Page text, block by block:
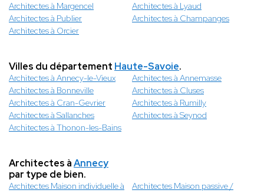
Architectes à Margencel
Architectes à Lyaud
Architectes à Publier
Architectes à Champanges
Architectes à Orcier
Villes du département Haute-Savoie.
Architectes à Annecy-le-Vieux
Architectes à Annemasse
Architectes à Bonneville
Architectes à Cluses
Architectes à Cran-Gevrier
Architectes à Rumilly
Architectes à Sallanches
Architectes à Seynod
Architectes à Thonon-les-Bains
Architectes àAnnecy
par type de bien.
Architectes Maison individuelle à
Architectes Maison passive /